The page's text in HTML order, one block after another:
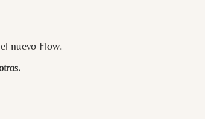
nuevo Flow.
.